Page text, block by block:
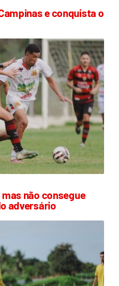
e conquista o
não consegue
adversário